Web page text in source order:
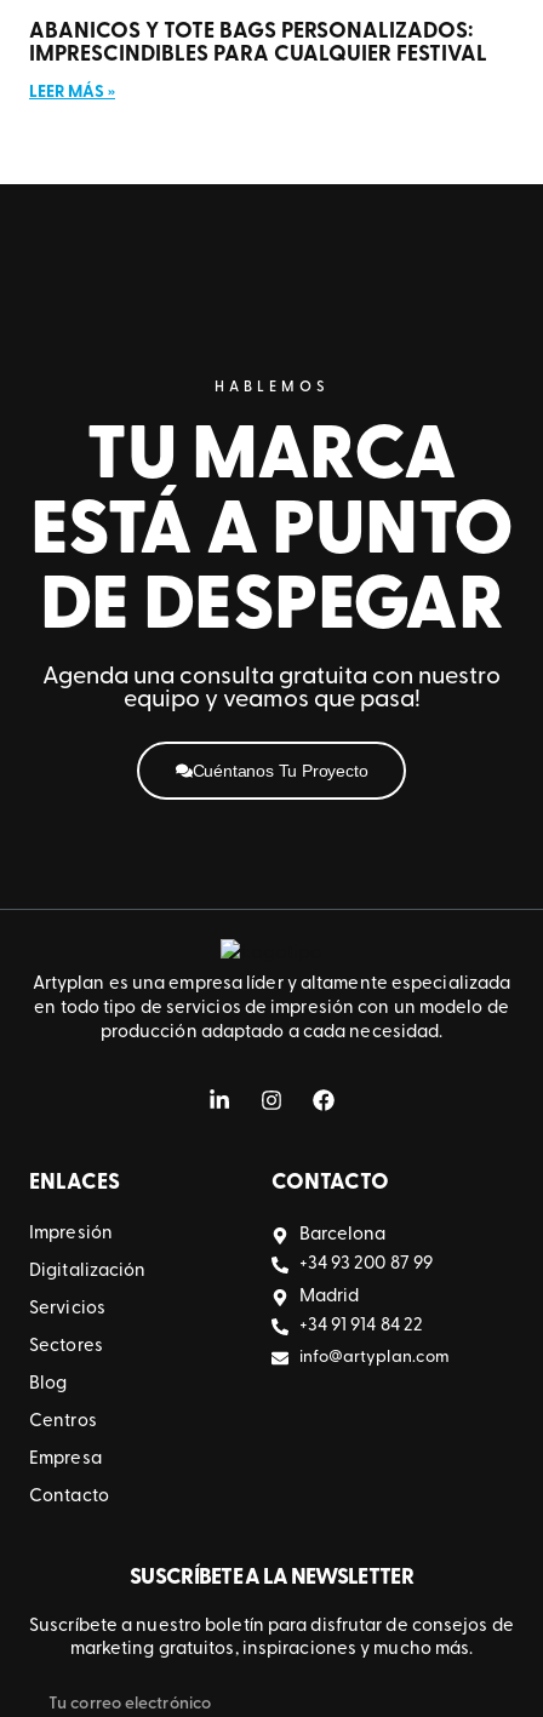
ABANICOS Y TOTE BAGS PERSONALIZADOS:
IMPRESCINDIBLES PARA CUALQUIER FESTIVAL
LEER MÁS »
HABLEMOS
TU MARCA
ESTÁ A PUNTO
DE DESPEGAR
Agenda una consulta gratuita con nuestro
equipo y veamos que pasa!
Cuéntanos Tu Proyecto
Artyplan es una empresa líder y altamente especializada
en todo tipo de servicios de impresión con un modelo de
producción adaptado a cada necesidad.
ENLACES
Impresión
Digitalización
Servicios
Sectores
Blog
Centros
Empresa
Contacto
CONTACTO
Barcelona
+34 93 200 87 99
Madrid
+34 91 914 84 22
info@artyplan.com
SUSCRÍBETE A LA NEWSLETTER
Suscríbete a nuestro boletín para disfrutar de consejos de
marketing gratuitos, inspiraciones y mucho más.